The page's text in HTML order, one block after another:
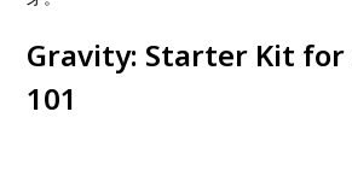
Gravity: Starter Kit
101